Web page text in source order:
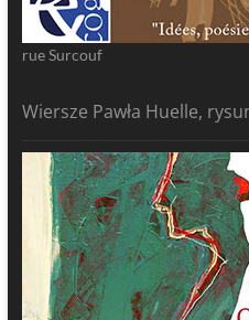
rue Surcouf
Wiersze Pawła Huelle,